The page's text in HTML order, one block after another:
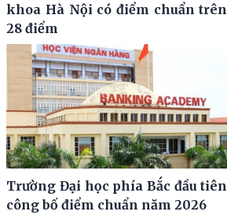
khoa Hà Nội có điểm chuẩn trên
28 điểm
Trường Đại học phía Bắc đầu tiên
công bố điểm chuẩn năm 2026